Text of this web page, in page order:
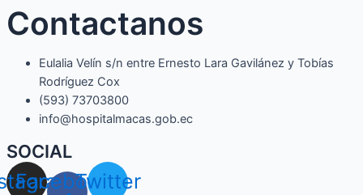
Contactanos
Eulalia Velín s/n entre Ernesto Lara Gavilánez y Tobías
Rodríguez Cox
(593) 73703800​
info@hospitalmacas.gob.ec
SOCIAL
Facebook-
Twitter